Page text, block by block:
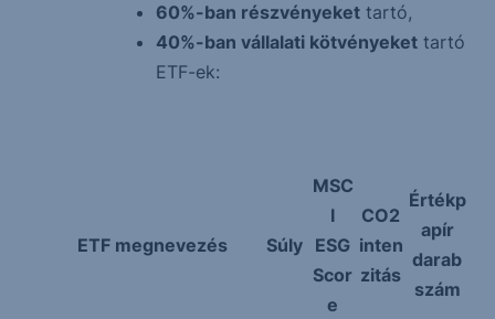
60%-ban részvényekettartó,
40%-ban vállalati kötvényekettartó
ETF-ek:
ETF megnevezés Súly
MSC
I
ESG
Scor
e
CO2
inten
zitás
Értékp
apír
darab
szám